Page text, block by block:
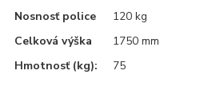
Nosnosť police
120 kg
Celková výška
1750 mm
Hmotnosť (kg):
75